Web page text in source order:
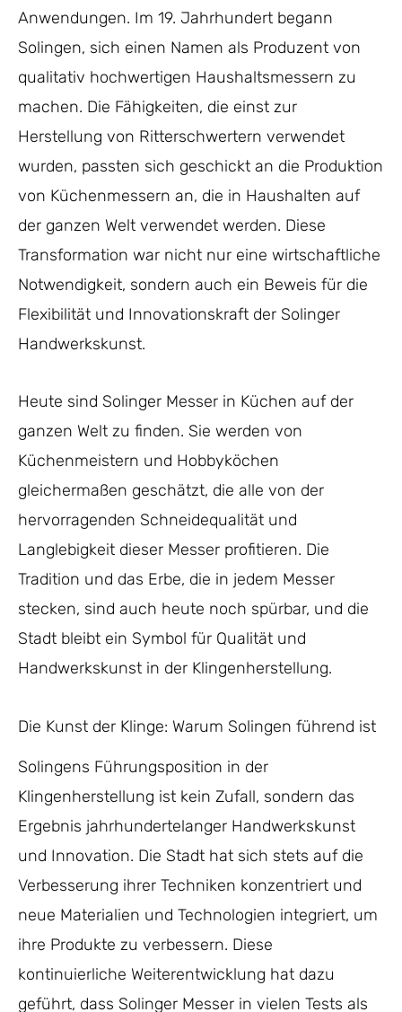
Anwendungen. Im 19. Jahrhundert begann
Solingen, sich einen Namen als Produzent von
qualitativ hochwertigen Haushaltsmessern zu
machen. Die Fähigkeiten, die einst zur
Herstellung von Ritterschwertern verwendet
wurden, passten sich geschickt an die Produktion
von Küchenmessern an, die in Haushalten auf
der ganzen Welt verwendet werden. Diese
Transformation war nicht nur eine wirtschaftliche
Notwendigkeit, sondern auch ein Beweis für die
Flexibilität und Innovationskraft der Solinger
Handwerkskunst.
Heute sind Solinger Messer in Küchen auf der
ganzen Welt zu finden. Sie werden von
Küchenmeistern und Hobbyköchen
gleichermaßen geschätzt, die alle von der
hervorragenden Schneidequalität und
Langlebigkeit dieser Messer profitieren. Die
Tradition und das Erbe, die in jedem Messer
stecken, sind auch heute noch spürbar, und die
Stadt bleibt ein Symbol für Qualität und
Handwerkskunst in der Klingenherstellung.
Die Kunst der Klinge: Warum Solingen führend ist
Solingens Führungsposition in der
Klingenherstellung ist kein Zufall, sondern das
Ergebnis jahrhundertelanger Handwerkskunst
und Innovation. Die Stadt hat sich stets auf die
Verbesserung ihrer Techniken konzentriert und
neue Materialien und Technologien integriert, um
ihre Produkte zu verbessern. Diese
kontinuierliche Weiterentwicklung hat dazu
geführt, dass Solinger Messer in vielen Tests als